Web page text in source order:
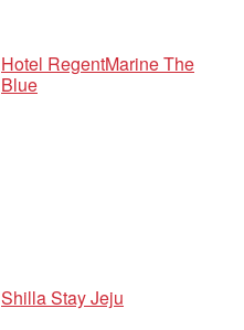
Hotel RegentMarine The
Blue
Shilla Stay Jeju